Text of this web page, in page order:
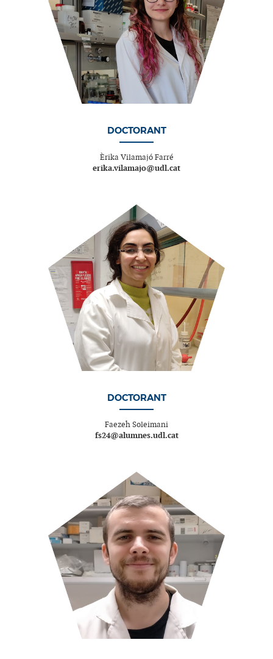
DOCTORANT
Èrika Vilamajó Farré
erika.vilamajo@udl.cat
DOCTORANT
Faezeh Soleimani
fs24@alumnes.udl.cat